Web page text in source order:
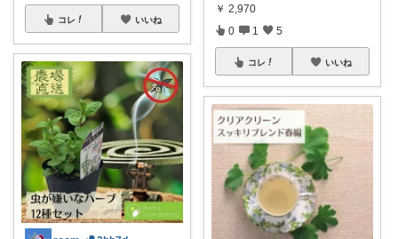
コレ いいね
￥ 2,970
0 1 5
コレ いいね